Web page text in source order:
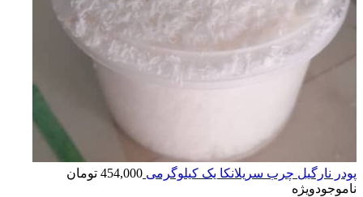
پودر نارگیل چرب سریلانکا یک کیلوگرمی 454,000 تومان
ناموجودویژه